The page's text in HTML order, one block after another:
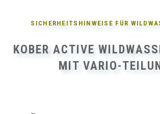
SICHERHEITSHINWEISE FÜR
KOBER ACTIVE
MIT VARIO-